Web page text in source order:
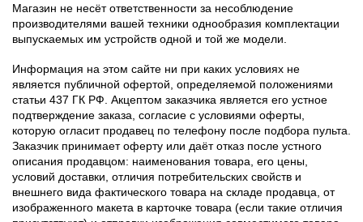
Магазин не несёт ответственности за несоблюдение
производителями вашей техники однообразия комплектации
выпускаемых им устройств одной и той же модели.
Информация на этом сайте ни при каких условиях не
является публичной офертой, определяемой положениями
статьи 437 ГК РФ. Акцептом заказчика является его устное
подтверждение заказа, согласие с условиями оферты,
которую огласит продавец по телефону после подбора пульта.
Заказчик принимает оферту или даёт отказ после устного
описания продавцом: наименования товара, его цены,
условий доставки, отличия потребительских свойств и
внешнего вида фактического товара на складе продавца, от
изображенного макета в карточке товара (если такие отличия